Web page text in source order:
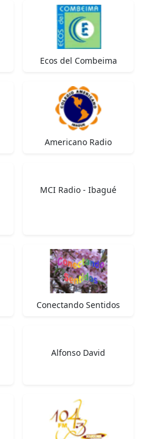
Ecos del Combeima
Americano Radio
MCI Radio - Ibagué
Conectando Sentidos
Alfonso David